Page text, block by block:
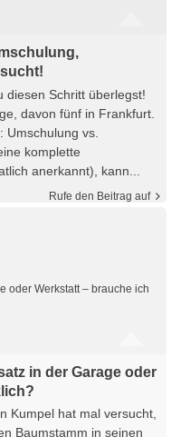
diesen Schritt überlegst!
davon fünf in Frankfurt.
Umschulung vs.
komplette
anerkannt), kann...
Rufe den Beitrag auf
oder Werkstatt – brauche ich
in der Garage oder
Kumpel hat mal versucht,
Baumstamm in seinen